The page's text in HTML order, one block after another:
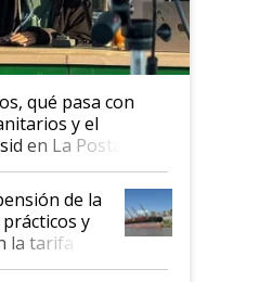
qué pasa con
y el
en La Posta
de la
y
la tarifa de